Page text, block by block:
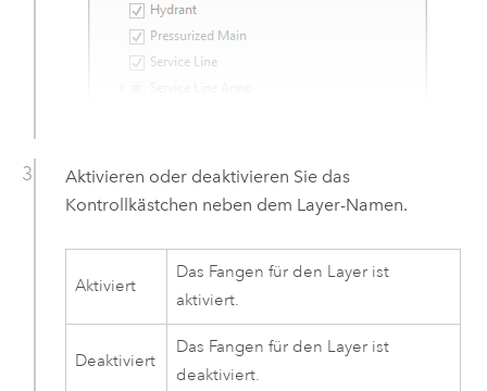
Aktivieren oder deaktivieren Sie das
Kontrollkästchen neben dem Layer-Namen.
Aktiviert
Das Fangen für den Layer ist
aktiviert.
Deaktiviert
Das Fangen für den Layer ist
deaktiviert.